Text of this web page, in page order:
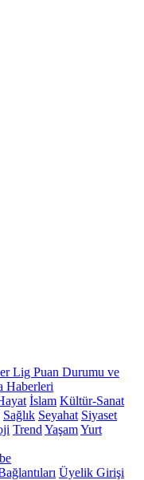
Lig Puan Durumu ve
Haberleri
İslam Kültür-Sanat
Sağlık Seyahat Siyaset
Trend YaşamYurt
Üyelik Girişi